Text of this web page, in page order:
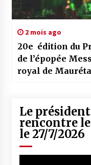
2 mois ago
20e édition du
de l’épopée
royal de
Le
rencontre
le 27/7/2026